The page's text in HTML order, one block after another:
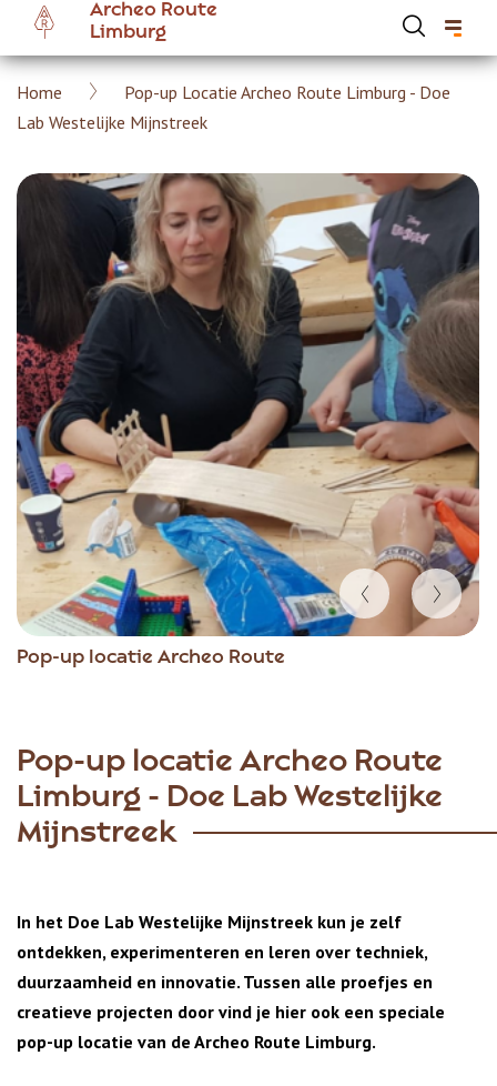
Overslaan
naar
inhoud
Archeo Route
Limburg
Kruimelpad
Home
Pop-up Locatie Archeo Route Limburg - Doe
Lab Westelijke Mijnstreek
Pop-up locatie Archeo Route
Item
Pop-up locatie Archeo Route
Limburg - Doe Lab Westelijke
Mijnstreek
In het Doe Lab Westelijke Mijnstreek kun je zelf
ontdekken, experimenteren en leren over techniek,
duurzaamheid en innovatie. Tussen alle proefjes en
creatieve projecten door vind je hier ook een speciale
pop-up locatie van de Archeo Route Limburg.